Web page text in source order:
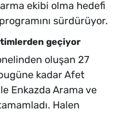
ekibi olma hedefi
sürdürüyor.
geçiyor
oluşan 27
kadar Afet
Enkazda Arama ve
Halen